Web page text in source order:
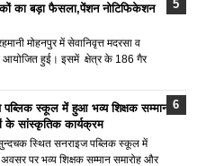
का बड़ा फैसला,पेंशन नोटिफिकेशन
मोहनपुर में सेवानिवृत्त मदरसा व
हुई। इसमें क्षेत्र के 186 गैर
पब्लिक स्कूल में हुआ भव्य शिक्षक सम्मान
के सांस्कृतिक कार्यक्रम
स्थित सनराइज पब्लिक स्कूल में
पर भव्य शिक्षक सम्मान समारोह और